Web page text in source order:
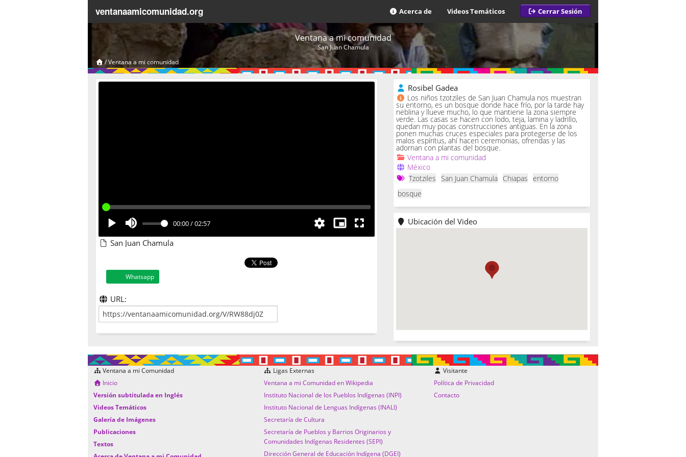
ventanaamicomunidad.org Acerca de Videos Temáticos Cerrar Sesión
Ventana a mi comunidad
San Juan Chamula
/Ventana a mi comunidad
00:00/02:57
San Juan Chamula
Whatsapp
URL:
Rosibel Gadea
Los niños tzotziles de San Juan Chamula nos muestran
su entorno, es un bosque donde hace frío, por la tarde hay
neblina y llueve mucho, lo que mantiene la zona siempre
verde. Las casas se hacen con lodo, teja, lamina y ladrillo,
quedan muy pocas construcciones antiguas. En la zona
ponen muchas cruces especiales para protegerse de los
malos espíritus, ahí hacen ceremonias, ofrendas y las
adornan con plantas del bosque.
Ventana a mi comunidad
México
Tzotziles San Juan Chamula Chiapas entorno
bosque
Ubicación del Video
Ventana a mi Comunidad
Inicio
Versión subtitulada en Inglés
Videos Temáticos
Galería de Imágenes
Publicaciones
Textos
Ligas Externas
Ventana a mi Comunidad en Wikipedia
Instituto Nacional de los Pueblos Indígenas (INPI)
Instituto Nacional de Lenguas Indígenas (INALI)
Secretaría de Cultura
Secretaría de Pueblos y Barrios Originarios y
Comunidades Indígenas Residentes (SEPI)
Dirección General de Educación Indígena (DGEI)
Visitante
Política de Privacidad
Contacto